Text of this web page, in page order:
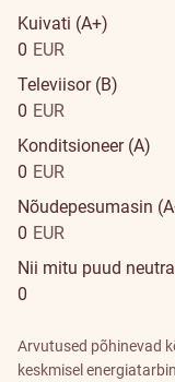
Kuivati (A+)
0 EUR
Televiisor (B)
0 EUR
Konditsioneer (A)
0 EUR
Nõudepesumasin
0 EUR
Nii mitu puud
0
Arvutused põhinevad
keskmisel